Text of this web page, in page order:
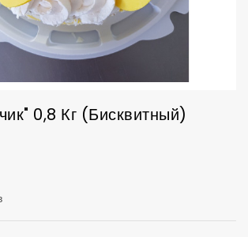
0,8 Кг (бисквитный)